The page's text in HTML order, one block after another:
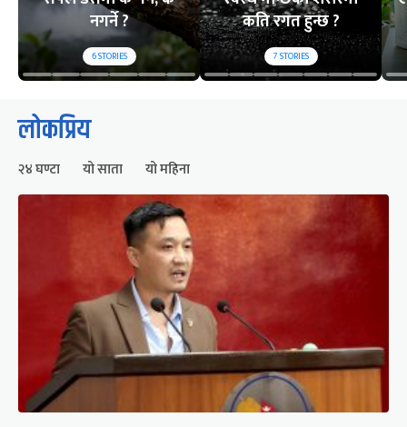
नगर्ने ?
6STORIES
कति रगत हुन्छ ?
7STORIES
लोकप्रिय
२४ घण्टा यो साता यो महिना